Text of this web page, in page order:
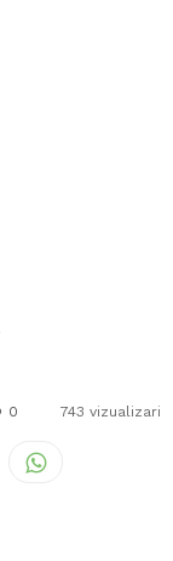
0 743 vizualizari